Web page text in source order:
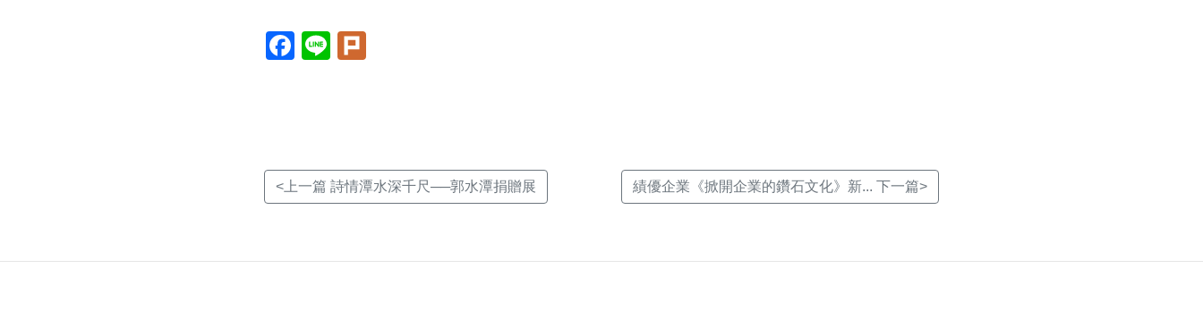
Facebook(另
開
Line(另
開
<上一篇 詩情潭水深千尺──郭水潭捐贈展 績優企業《掀開企業的鑽石文化》新... 下一篇>